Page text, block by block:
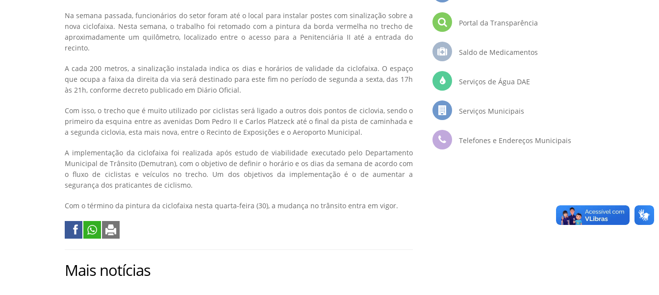
Na semana passada, funcionários do setor foram até o local para instalar postes com sinalização sobre a
nova ciclofaixa. Nesta semana, o trabalho foi retomado com a pintura da borda vermelha no trecho de
aproximadamente um quilômetro, localizado entre o acesso para a Penitenciária II até a entrada do
recinto.
A cada 200 metros, a sinalização instalada indica os dias e horários de validade da ciclofaixa. O espaço
que ocupa a faixa da direita da via será destinado para este fim no período de segunda a sexta, das 17h
às 21h, conforme decreto publicado em Diário Oficial.
Com isso, o trecho que é muito utilizado por ciclistas será ligado a outros dois pontos de ciclovia, sendo o
primeiro da esquina entre as avenidas Dom Pedro II e Carlos Platzeck até o final da pista de caminhada e
a segunda ciclovia, esta mais nova, entre o Recinto de Exposições e o Aeroporto Municipal.
A implementação da ciclofaixa foi realizada após estudo de viabilidade executado pelo Departamento
Municipal de Trânsito (Demutran), com o objetivo de definir o horário e os dias da semana de acordo com
o fluxo de ciclistas e veículos no trecho. Um dos objetivos da implementação é o de aumentar a
segurança dos praticantes de ciclismo.
Com o término da pintura da ciclofaixa nesta quarta-feira (30), a mudança no trânsito entra em vigor.
Mais notícias
Portal da Transparência
Saldo de Medicamentos
Serviços de Água DAE
Serviços Municipais
Telefones e Endereços Municipais